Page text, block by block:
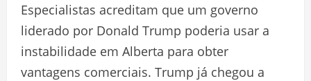
Especialistas acreditam que um governo
liderado por Donald Trump poderia usar a
instabilidade em Alberta para obter
vantagens comerciais. Trump já chegou a